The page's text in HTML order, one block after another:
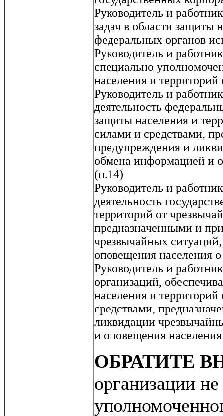
Руководитель и
задач в области защиты
федеральных органов
Руководитель и
специально
населения и
Руководитель и
деятельность
защиты населения и
силами и средствами,
предупреждения и
обмена информацией и
(п.14)
Руководитель и
деятельность
территорий от
предназначенными и
чрезвычайных
оповещения населения
Руководитель и
организаций,
населения и
средствами,
ликвидации
и оповещения
ОБРАТИТЕ
организации